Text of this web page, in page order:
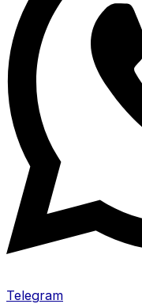
Telegram